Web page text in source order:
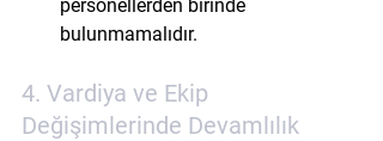
personellerden birinde
bulunmamalıdır.
4. Vardiya ve Ekip
Değişimlerinde Devamlılık